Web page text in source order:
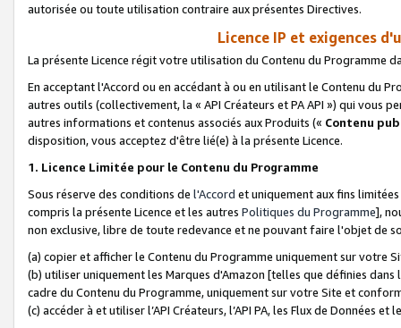
autorisée ou toute utilisation contraire aux présentes Directives.
Licence IP et exigences
La présente Licence régit votre utilisation du Contenu du Programme
En acceptant l'Accord ou en accédant à ou en utilisant le Contenu du
autres outils (collectivement, la « API Créateurs et PA API ») qui vous
autres informations et contenus associés aux Produits (« Contenu
disposition, vous acceptez d'être lié(e) à la présente Licence.
1. Licence Limitée pour le Contenu du Programme
Sous réserve des conditions de l'Accord et uniquement aux fins
compris la présente Licence et les autres Politiques du Programme],
non exclusive, libre de toute redevance et ne pouvant faire l'objet de
(a) copier et afficher le Contenu du Programme uniquement sur votre
(b) utiliser uniquement les Marques d'Amazon [telles que définies dans
cadre du Contenu du Programme, uniquement sur votre Site et
(c) accéder à et utiliser l’API Créateurs, l’API PA, les Flux de Données